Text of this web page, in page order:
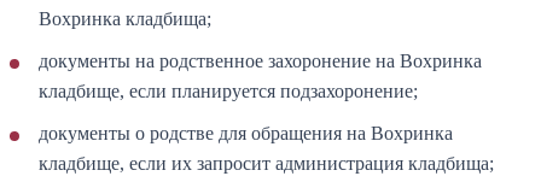
Вохринка кладбища;
документы на родственное захоронение на Вохринка
кладбище, если планируется подзахоронение;
документы о родстве для обращения на Вохринка
кладбище, если их запросит администрация кладбища;